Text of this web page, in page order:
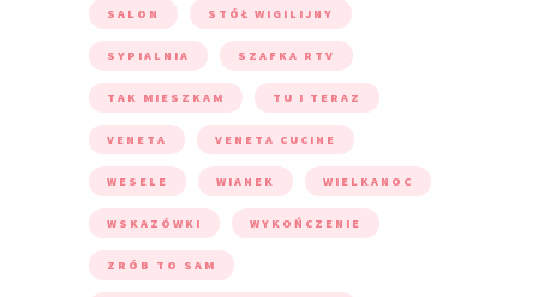
SALON STÓŁ WIGILIJNY
SYPIALNIA SZAFKA RTV
TAK MIESZKAM TU I TERAZ
VENETA VENETA CUCINE
WESELE WIANEK WIELKANOC
WSKAZÓWKI WYKOŃCZENIE
ZRÓB TO SAM